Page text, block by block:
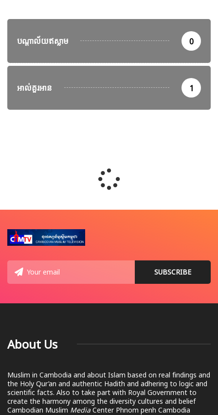
បណ្តាល័យឥស្លាម 0
អាល់គួរអាន 1
About Us
Muslim in Cambodia and about Islam based on real findings and
the Holy Qur’an and authentic Hadith and adhering to logic and
scientific facts. Also to take part with Royal Government to
create the harmony among the diversity cultures and belief
Cambodian Muslim Media Center Phnom penh Cambodia